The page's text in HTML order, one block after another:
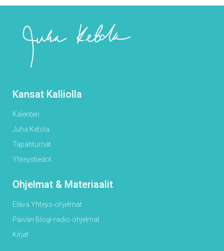
Kansat Kalliolla
Kalenteri
Juha Ketola
Tapahtumat
Yhteystiedot
Ohjelmat & Materiaalit
Elävä Yhteys-ohjelmat
Päivän Blogi-radio-ohjelmat
Kirjat